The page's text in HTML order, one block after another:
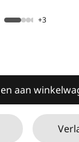
+3
aan